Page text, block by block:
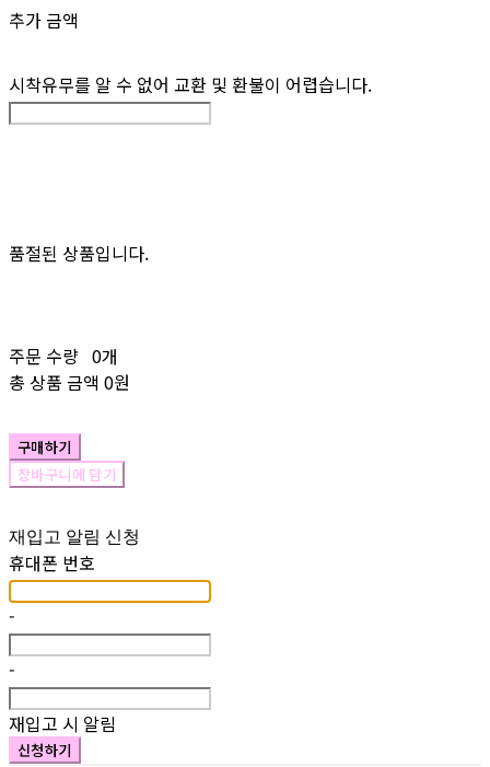
추가 금액
시착유무를 알 수 없어 교환 및 환불이 어렵습니다.
품절된 상품입니다.
주문 수량 0개
총 상품 금액 0원
구매하기
장바구니에 담기
재입고 알림 신청
휴대폰 번호
-
-
재입고 시 알림
신청하기